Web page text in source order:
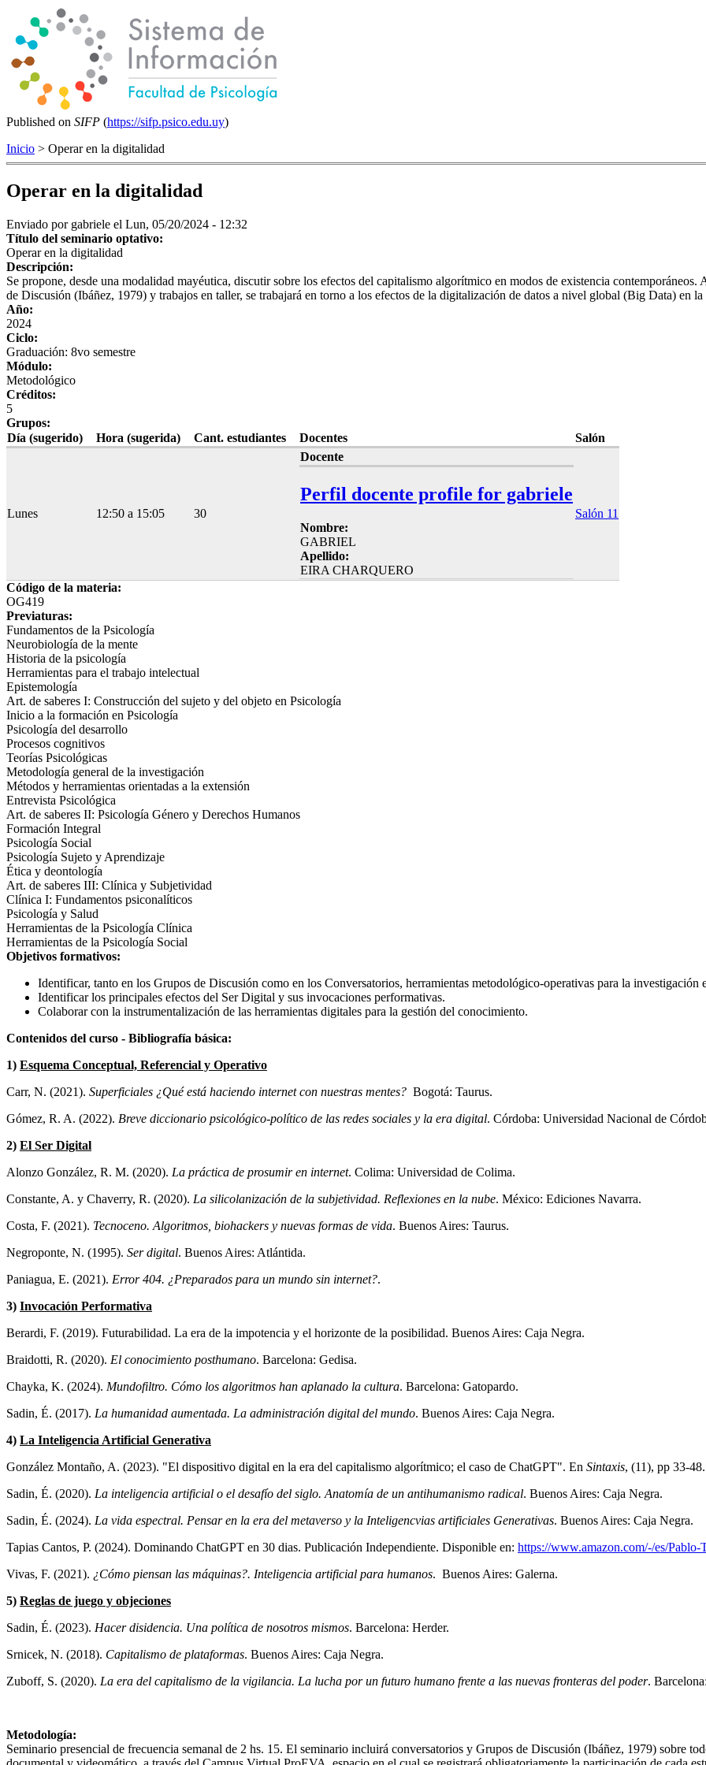
Published on SIFP (https://sifp.psico.edu.uy)
Inicio > Operar en la digitalidad
Operar en la digitalidad
Enviado por gabriele el Lun, 05/20/2024 - 12:32
Título del seminario optativo:
Operar en la digitalidad
Descripción:
Se propone, desde una modalidad mayéutica, discutir sobre los efectos del capitalismo algorítmico en modos de existencia
de Discusión (Ibáñez, 1979) y trabajos en taller, se trabajará en torno a los efectos de la digitalización de datos a nivel global (Big Data) en
Año:
2024
Ciclo:
Graduación: 8vo semestre
Módulo:
Metodológico
Créditos:
5
Grupos:
Día (sugerido)
Hora (sugerida) Cant. estudiantes Docentes Salón
Lunes 12:50 a 15:05 30
Docente
Perfil docente profile for gabriele
Nombre:
GABRIEL
Apellido:
EIRA CHARQUERO
Salón 11
Código de la materia:
OG419
Previaturas:
Fundamentos de la Psicología
Neurobiología de la mente
Historia de la psicología
Herramientas para el trabajo intelectual
Epistemología
Art. de saberes I: Construcción del sujeto y del objeto en Psicología
Inicio a la formación en Psicología
Psicología del desarrollo
Procesos cognitivos
Teorías Psicológicas
Metodología general de la investigación
Métodos y herramientas orientadas a la extensión
Entrevista Psicológica
Art. de saberes II: Psicología Género y Derechos Humanos
Formación Integral
Psicología Social
Psicología Sujeto y Aprendizaje
Ética y deontología
Art. de saberes III: Clínica y Subjetividad
Clínica I: Fundamentos psiconalíticos
Psicología y Salud
Herramientas de la Psicología Clínica
Herramientas de la Psicología Social
Objetivos formativos:
Identificar, tanto en los Grupos de Discusión como en los Conversatorios, herramientas metodológico-operativas para la
Identificar los principales efectos del Ser Digital y sus invocaciones performativas.
Colaborar con la instrumentalización de las herramientas digitales para la gestión del conocimiento.
Contenidos del curso - Bibliografía básica:
1) Esquema Conceptual, Referencial y Operativo
Carr, N. (2021). Superficiales ¿Qué está haciendo internet con nuestras mentes? Bogotá: Taurus.
Gómez, R. A. (2022). Breve diccionario psicológico-político de las redes sociales y la era digital. Córdoba: Universidad Nacional de
2) El Ser Digital
Alonzo González, R. M. (2020). La práctica de prosumir en internet. Colima: Universidad de Colima.
Constante, A. y Chaverry, R. (2020). La silicolanización de la subjetividad. Reflexiones en la nube. México: Ediciones Navarra.
Costa, F. (2021). Tecnoceno. Algoritmos, biohackers y nuevas formas de vida. Buenos Aires: Taurus.
Negroponte, N. (1995). Ser digital. Buenos Aires: Atlántida.
Paniagua, E. (2021). Error 404. ¿Preparados para un mundo sin internet?.
3) Invocación Performativa
Berardi, F. (2019). Futurabilidad. La era de la impotencia y el horizonte de la posibilidad. Buenos Aires: Caja Negra.
Braidotti, R. (2020). El conocimiento posthumano. Barcelona: Gedisa.
Chayka, K. (2024). Mundofiltro. Cómo los algoritmos han aplanado la cultura. Barcelona: Gatopardo.
Sadin, É. (2017). La humanidad aumentada. La administración digital del mundo. Buenos Aires: Caja Negra.
4) La Inteligencia Artificial Generativa
González Montaño, A. (2023). "El dispositivo digital en la era del capitalismo algorítmico; el caso de ChatGPT". En Sintaxis, (11), pp 33-48.
Sadin, É. (2020). La inteligencia artificial o el desafío del siglo. Anatomía de un antihumanismo radical. Buenos Aires: Caja Negra.
Sadin, É. (2024). La vida espectral. Pensar en la era del metaverso y la Inteligencvias artificiales Generativas. Buenos Aires: Caja Negra.
Tapias Cantos, P. (2024). Dominando ChatGPT en 30 dias. Publicación Independiente. Disponible en: https://www.amazon.com/-/es/
Vivas, F. (2021). ¿Cómo piensan las máquinas?. Inteligencia artificial para humanos. Buenos Aires: Galerna.
5) Reglas de juego y objeciones
Sadin, É. (2023). Hacer disidencia. Una política de nosotros mismos. Barcelona: Herder.
Srnicek, N. (2018). Capitalismo de plataformas. Buenos Aires: Caja Negra.
Zuboff, S. (2020). La era del capitalismo de la vigilancia. La lucha por un futuro humano frente a las nuevas fronteras del poder.
Metodología:
Seminario presencial de frecuencia semanal de 2 hs. 15. El seminario incluirá conversatorios y Grupos de Discusión (Ibáñez, 1979) sobre